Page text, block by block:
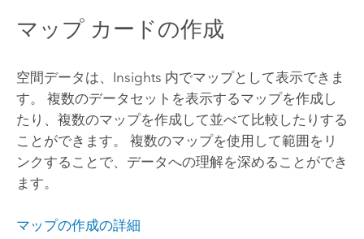
マップ カードの作成
空間データは、 Insights 内でマップとして表示できま
す。 複数のデータセットを表示するマップを作成し
たり、複数のマップを作成して並べて比較したりする
ことができます。 複数のマップを使用して範囲をリ
ンクすることで、データへの理解を深めることができ
ます。
マップの作成の詳細